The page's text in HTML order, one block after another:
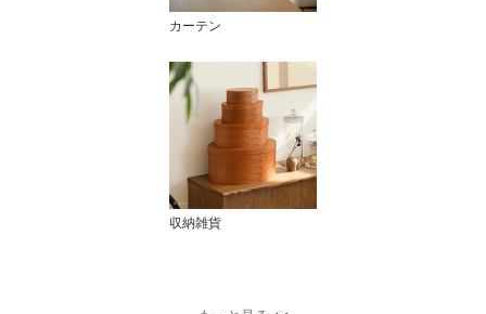
カーテン
収納雑貨